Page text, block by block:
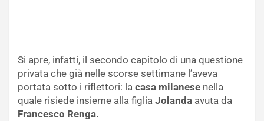
Si apre, infatti, il secondo capitolo di una questione
privata che già nelle scorse settimane l’aveva
portata sotto i riflettori: la casa milanese nella
quale risiede insieme alla figlia Jolanda avuta da
Francesco Renga.